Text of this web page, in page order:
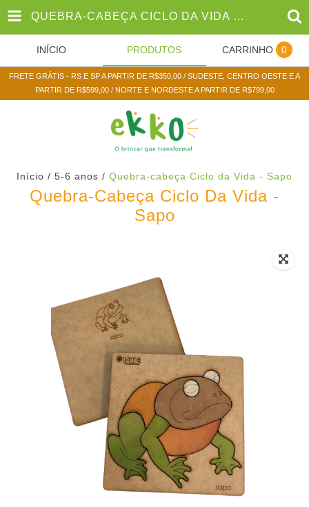
QUEBRA-CABEÇA CICLO DA VIDA - SAPO
INÍCIO PRODUTOS CARRINHO 0
FRETE GRÁTIS - RS E SP A PARTIR DE R$350,00 / SUDESTE, CENTRO OESTE E A
PARTIR DE R$599,00 / NORTE E NORDESTE A PARTIR DE R$799,00
Início / 5-6 anos / Quebra-cabeça Ciclo da Vida - Sapo
Quebra-Cabeça Ciclo Da Vida -
Sapo